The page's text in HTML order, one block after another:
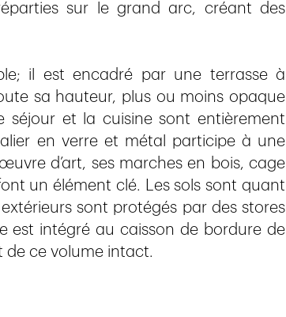
sur le grand arc, créant des
il est encadré par une terrasse à
sa hauteur, plus ou moins opaque
séjour et la cuisine sont entièrement
en verre et métal participe à une
d’art, ses marches en bois, cage
un élément clé. Les sols sont quant
sont protégés par des stores
est intégré au caisson de bordure de
de ce volume intact.